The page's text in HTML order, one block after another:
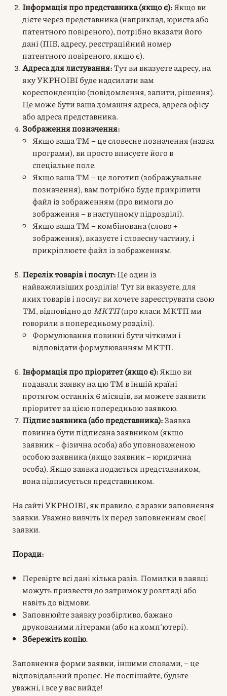
Інформація про представника (якщо є):Якщо ви
дієте через представника (наприклад, юриста або
патентного повіреного), потрібно вказати його
дані (ПІБ, адресу, реєстраційний номер
патентного повіреного, якщо є).
Адреса для листування:Тут ви вказуєте адресу, на
яку УКРНОІВІ буде надсилати вам
кореспонденцію (повідомлення, запити, рішення).
Це може бути ваша домашня адреса, адреса офісу
або адреса представника.
Зображення позначення:
Якщо ваша ТМ – це словесне позначення (назва
програми), ви просто вписуєте його в
спеціальне поле.
Якщо ваша ТМ – це логотип (зображувальне
позначення), вам потрібно буде прикріпити
файл із зображенням (про вимоги до
зображення – в наступному підрозділі).
Якщо ваша ТМ – комбінована (слово +
зображення), вказуєте і словесну частину, і
прикріплюєте файл із зображенням.
Перелік товарів і послуг:Це один із
найважливіших розділів! Тут ви вказуєте, для
яких товарів і послуг ви хочете зареєструвати свою
ТМ, відповідно до МКТП(про класи МКТП ми
говорили в попередньому розділі).
Формулювання повинні бути чіткими і
відповідати формулюванням МКТП.
Інформація про пріоритет (якщо є):Якщо ви
подавали заявку на цю ТМ в іншій країні
протягом останніх 6 місяців, ви можете заявити
пріоритет за цією попередньою заявкою.
Підпис заявника (або представника):Заявка
повинна бути підписана заявником (якщо
заявник – фізична особа) або уповноваженою
особою заявника (якщо заявник – юридична
особа). Якщо заявка подається представником,
вона підписується представником.
На сайті УКРНОІВІ, як правило, є зразки заповнення
заявки. Уважно вивчіть їх перед заповненням своєї
заявки.
Поради:
Перевірте всі дані кілька разів. Помилки в заявці
можуть призвести до затримок у розгляді або
навіть до відмови.
Заповнюйте заявку розбірливо, бажано
друкованими літерами (або на комп’ютері).
Збережіть копію.
Заповнення форми заявки, іншими словами, – це
відповідальний процес. Не поспішайте, будьте
уважні, і все у вас вийде!